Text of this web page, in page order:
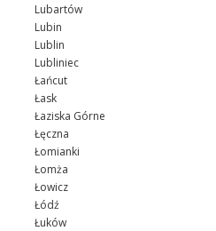
Lubartów
Lubin
Lublin
Lubliniec
Łańcut
Łask
Łaziska Górne
Łęczna
Łomianki
Łomża
Łowicz
Łódź
Łuków